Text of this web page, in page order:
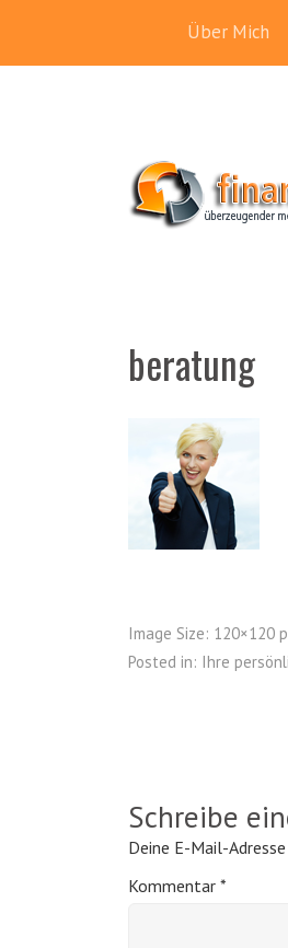
Über Mich
beratung
Image Size: 120×120
Posted in: Ihre
Schreibe
Deine E-Mail-
Kommentar *